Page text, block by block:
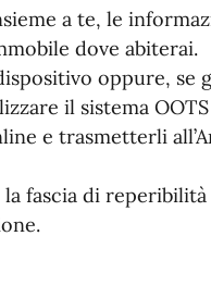
a te, le
dove abiterai.
oppure, se
il sistema
e trasmetterli
fascia di